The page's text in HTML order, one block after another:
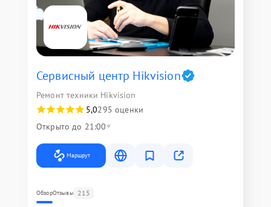
Сервисный центр Hikvision
Ремонт техники Hikvision
5,0295 оценки
Открыто до 21:00
Маршрут
ОбзорОтзывы 215